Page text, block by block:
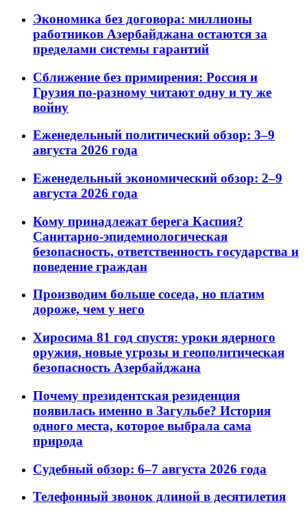
Экономика без договора: миллионы
работников Азербайджана остаются за
пределами системы гарантий
Сближение без примирения: Россия и
Грузия по-разному читают одну и ту же
войну
Еженедельный политический обзор: 3–9
августа 2026 года
Еженедельный экономический обзор: 2–9
августа 2026 года
Кому принадлежат берега Каспия?
Санитарно-эпидемиологическая
безопасность, ответственность государства и
поведение граждан
Производим больше соседа, но платим
дороже, чем у него
Хиросима 81 год спустя: уроки ядерного
оружия, новые угрозы и геополитическая
безопасность Азербайджана
Почему президентская резиденция
появилась именно в Загульбе? История
одного места, которое выбрала сама
природа
Судебный обзор: 6–7 августа 2026 года
Телефонный звонок длиной в десятилетия